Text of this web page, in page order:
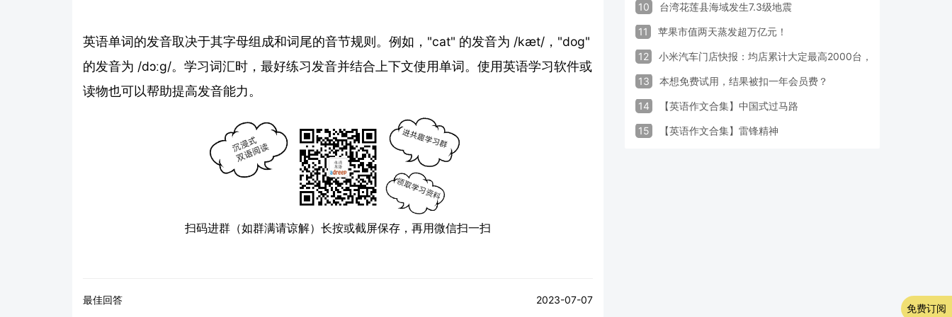
英语单词的发音取决于其字母组成和词尾的音节规则。例如，"cat" 的发音为 /kæt/，"dog"
的发音为 /dɔːɡ/。学习词汇时，最好练习发音并结合上下文使用单词。使用英语学习软件或
读物也可以帮助提高发音能力。
扫码进群（如群满请谅解） 长按或截屏保存，再用微信扫一扫
最佳回答 2023-07-07
10 台湾花莲县海域发生7.3级地震
11 苹果市值两天蒸发超万亿元！
12 小米汽车门店快报：均店累计大定最高2000台，锁单率最高达
13 本想免费试用，结果被扣一年会员费？
14 【英语作文合集】中国式过马路
15 【英语作文合集】雷锋精神
免费订阅